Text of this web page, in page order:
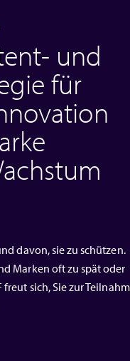
und
für
davon, sie zu schützen.
Marken oft zu spät oder
sich, Sie zur